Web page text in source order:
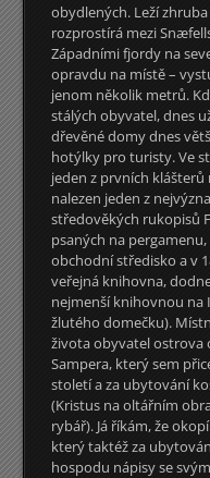
obydlených. Leží
rozprostírá mezi
Západními fjordy na
opravdu na místě –
jenom několik metrů.
stálých obyvatel, dnes
dřevěné domy dnes
hotýlky pro turisty. Ve
jeden z prvních klášterů
nalezen jeden z
středověkých rukopisů
psaných na
obchodní středisko a v
veřejná knihovna,
nejmenší knihovnou na
žlutého domečku).
života obyvatel ostrova
Sampera, který sem
století a za ubytování
(Kristus na oltářním
rybář). Já říkám, že
který taktéž za
hospodu nápisy se